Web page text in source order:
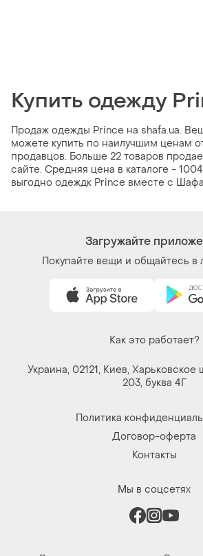
Купить одежду
Продаж одежды Prince на shafa.ua.
можете купить по наилучшим ценам
продавцов. Больше 22 товаров
сайте. Средняя цена в каталоге -
выгодно одеждк Prince вместе с
Загружайте
Покупайте вещи и общайтесь
Как это работает?
Украина, 02121, Киев,
203, буква 4Г
Политика
Договор-оферта
Контакты
Мы в соцсетях